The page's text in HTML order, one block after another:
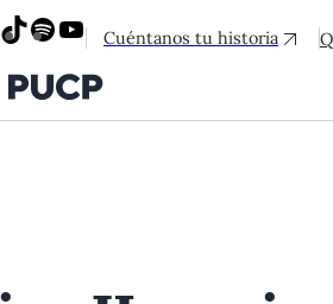
Instagram
TikTok
Spotify
YouTube
Cuéntanos tu historia